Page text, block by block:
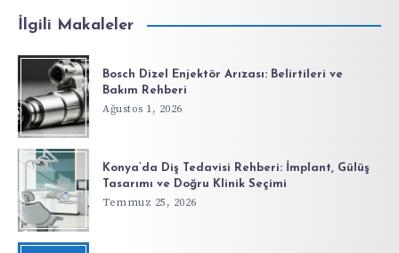
İlgili Makaleler
Bosch Dizel Enjektör Arızası: Belirtileri ve
Bakım Rehberi
Ağustos 1, 2026
Konya’da Diş Tedavisi Rehberi: İmplant, Gülüş
Tasarımı ve Doğru Klinik Seçimi
Temmuz 25, 2026